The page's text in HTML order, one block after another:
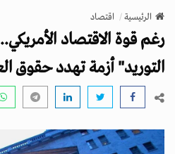
v
g
a
t
n
الرئيسية اقتصاد
رغم قوة الاقتصاد
التوريد" أزمة تهدد حقوق